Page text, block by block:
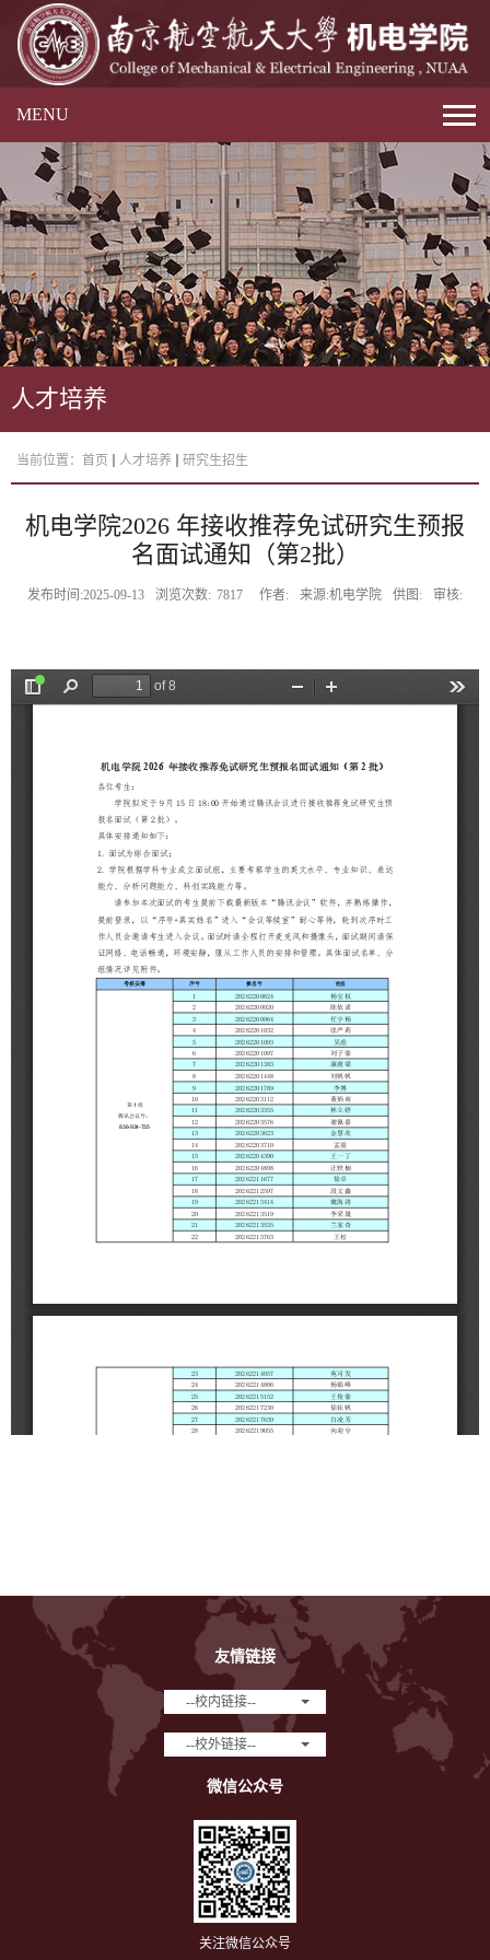
MENU
人才培养
当前位置： 首页 人才培养 研究生招生
机电学院2026 年接收推荐免试研究生预报
名面试通知（第2批）
发布时间:2025-09-13 浏览次数: 7817 作者: 来源:机电学院 供图: 审核:
友情链接
--校内链接--
--校外链接--
微信公众号
关注微信公众号